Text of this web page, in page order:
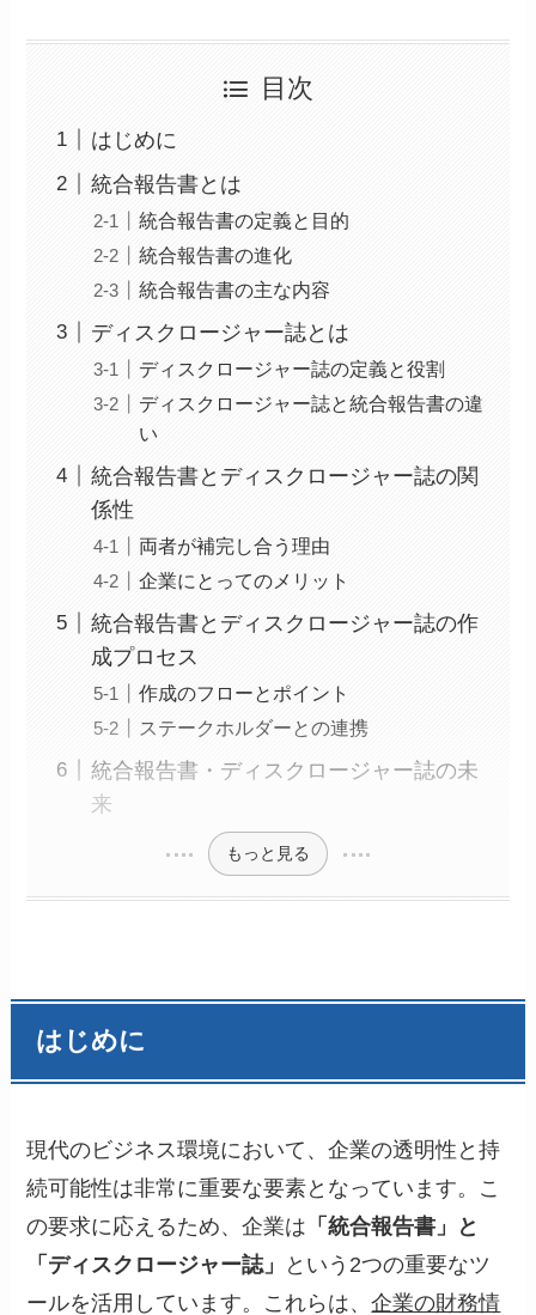
目次
はじめに
統合報告書とは
統合報告書の定義と目的
統合報告書の進化
統合報告書の主な内容
ディスクロージャー誌とは
ディスクロージャー誌の定義と役割
ディスクロージャー誌と統合報告書の違
い
統合報告書とディスクロージャー誌の関
係性
両者が補完し合う理由
企業にとってのメリット
統合報告書とディスクロージャー誌の作
成プロセス
作成のフローとポイント
ステークホルダーとの連携
統合報告書・ディスクロージャー誌の未
来
もっと見る
はじめに
現代のビジネス環境において、企業の透明性と持
続可能性は非常に重要な要素となっています。こ
の要求に応えるため、企業は 「統合報告書」と
「ディスクロージャー誌」
という2つの重要なツ
ールを活用しています。これらは、企業の財務情